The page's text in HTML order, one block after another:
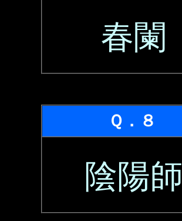
春闌
Ｑ．８
陰陽師